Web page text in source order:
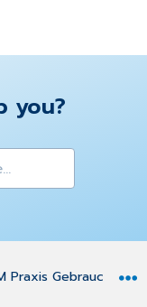
you?
hierarchy
Praxis